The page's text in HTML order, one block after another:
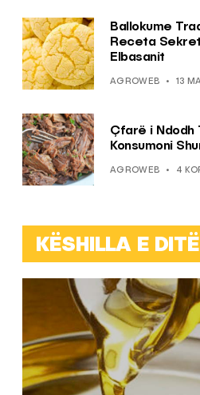
Ballokume
Receta
Elbasanit
AGROWEB 13
Çfarë i Ndodh
Konsumoni
AGROWEB 4
KËSHILLA E